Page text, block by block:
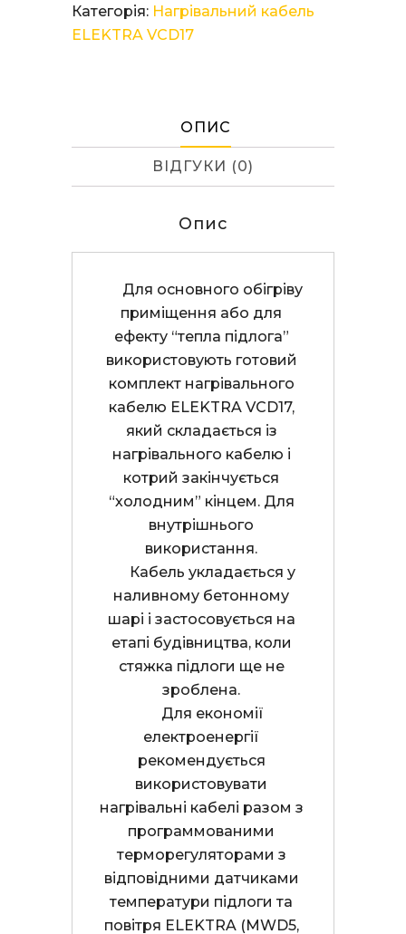
ELEKTRA
VCD
Категорія: Нагрівальний кабель
ELEKTRA VCD17
ОПИС
ВІДГУКИ (0)
Опис
приміщення або для
ефекту “тепла підлога”
використовують готовий
комплект нагрівального
кабелю ELEKTRA VCD17,
який складається із
нагрівального кабелю і
котрий закінчується
“холодним” кінцем. Для
внутрішнього
використання.
наливному бетонному
шарі і застосовується на
етапі будівництва, коли
стяжка підлоги ще не
зроблена.
електроенергії
рекомендується
використовувати
нагрівальні кабелі разом з
программованими
терморегуляторами з
відповідними датчиками
температури підлоги та
повітря ELEKTRA (MWD5,